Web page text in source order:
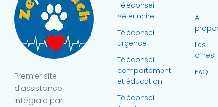
Premier site
d'assistance
intégrale par
Téléconseil
Vétérinaire
Téléconseil
urgence
Téléconseil
comportement
et éducation
Téléconseil
A
Les
offres
FAQ